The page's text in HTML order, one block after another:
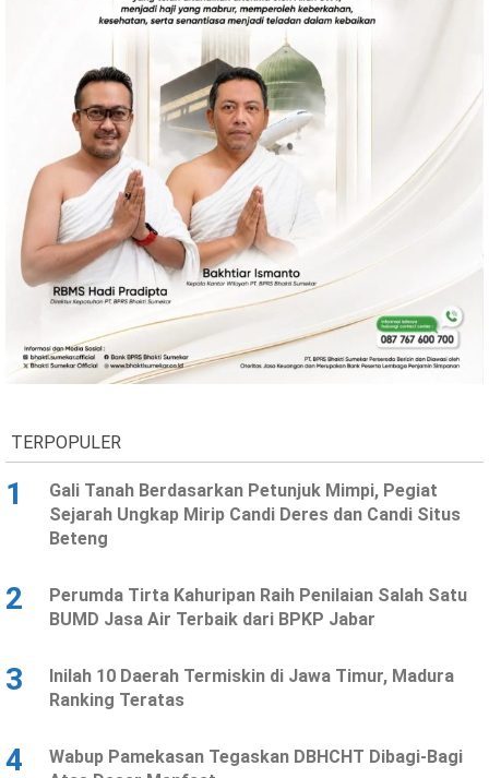
TERPOPULER
1
Gali Tanah Berdasarkan Petunjuk Mimpi, Pegiat
Sejarah Ungkap Mirip Candi Deres dan Candi Situs
Beteng
2
Perumda Tirta Kahuripan Raih Penilaian Salah Satu
BUMD Jasa Air Terbaik dari BPKP Jabar
3
Inilah 10 Daerah Termiskin di Jawa Timur, Madura
Ranking Teratas
4
Wabup Pamekasan Tegaskan DBHCHT Dibagi-Bagi